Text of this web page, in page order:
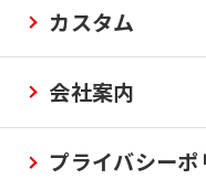
カスタム
会社案内
プライバシーポ